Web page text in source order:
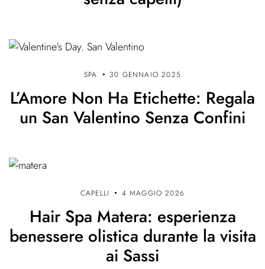
SPA 30 GENNAIO 2025
L’Amore Non Ha Etichette: Regala
un San Valentino Senza Confini
CAPELLI 4 MAGGIO 2026
Hair Spa Matera: esperienza
benessere olistica durante la visita
ai Sassi